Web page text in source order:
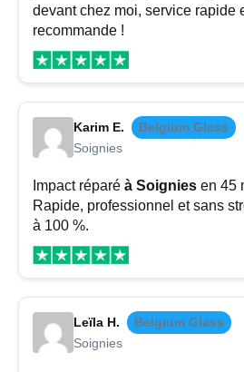
devant chez moi, service rapide
recommande !
Karim E.
Belgium Glass
Soignies
Impact réparé à Soignies en 45
Rapide, professionnel et sans
à 100 %.
Leïla H.
Belgium Glass
Soignies